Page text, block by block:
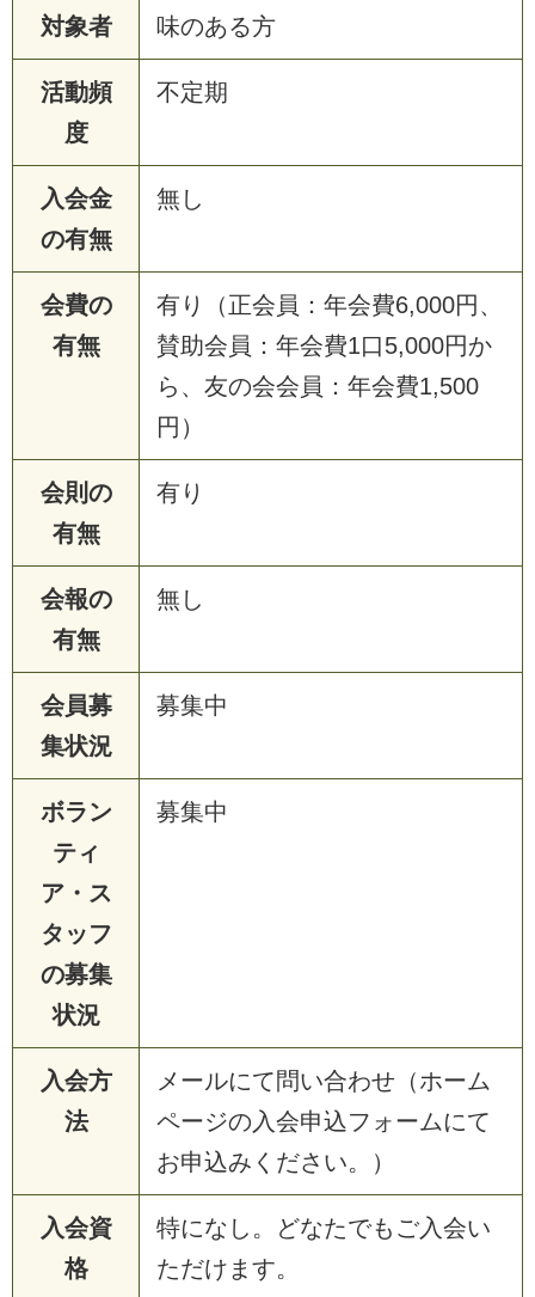
対象者
味のある方
活動頻
度
不定期
入会金
の有無
無し
会費の
有無
有り（正会員：年会費6,000円、
賛助会員：年会費1口5,000円か
ら、友の会会員：年会費1,500
円）
会則の
有無
有り
会報の
有無
無し
会員募
集状況
募集中
ボラン
ティ
ア・ス
タッフ
の募集
状況
募集中
入会方
法
メールにて問い合わせ（ホーム
ページの入会申込フォームにて
お申込みください。）
入会資
格
特になし。どなたでもご入会い
ただけます。